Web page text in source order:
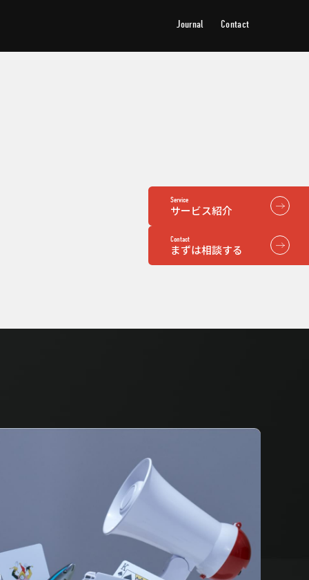
Journal Contact
Service
サービス紹介
Contact
まずは相談する